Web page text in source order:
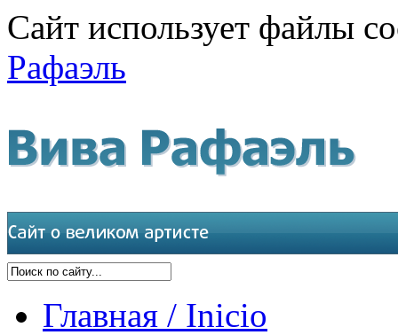
Сайт использует файлы
Рафаэль
Главная / Inicio